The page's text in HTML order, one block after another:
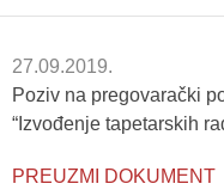
27.09.2019.
Poziv na pregovarački
“Izvođenje tapetarskih
PREUZMI DOKUMENT